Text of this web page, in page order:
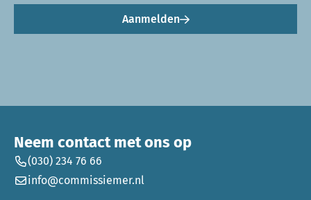
Aanmelden
Neem contact met ons op
(030) 234 76 66
info@commissiemer.nl